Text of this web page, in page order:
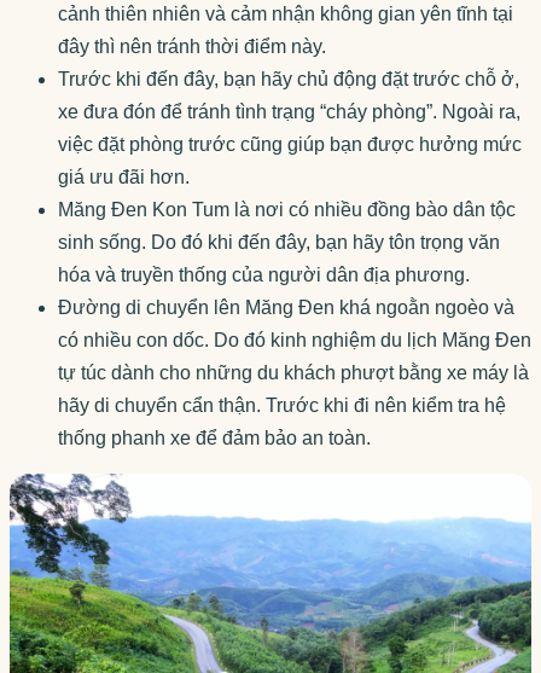
cảnh thiên nhiên và cảm nhận không gian yên tĩnh tại
đây thì nên tránh thời điểm này.
Trước khi đến đây, bạn hãy chủ động đặt trước chỗ ở,
xe đưa đón để tránh tình trạng “cháy phòng”. Ngoài ra,
việc đặt phòng trước cũng giúp bạn được hưởng mức
giá ưu đãi hơn.
Măng Đen Kon Tum là nơi có nhiều đồng bào dân tộc
sinh sống. Do đó khi đến đây, bạn hãy tôn trọng văn
hóa và truyền thống của người dân địa phương.
Đường di chuyển lên Măng Đen khá ngoằn ngoèo và
có nhiều con dốc. Do đó kinh nghiệm du lịch Măng Đen
tự túc dành cho những du khách phượt bằng xe máy là
hãy di chuyển cẩn thận. Trước khi đi nên kiểm tra hệ
thống phanh xe để đảm bảo an toàn.